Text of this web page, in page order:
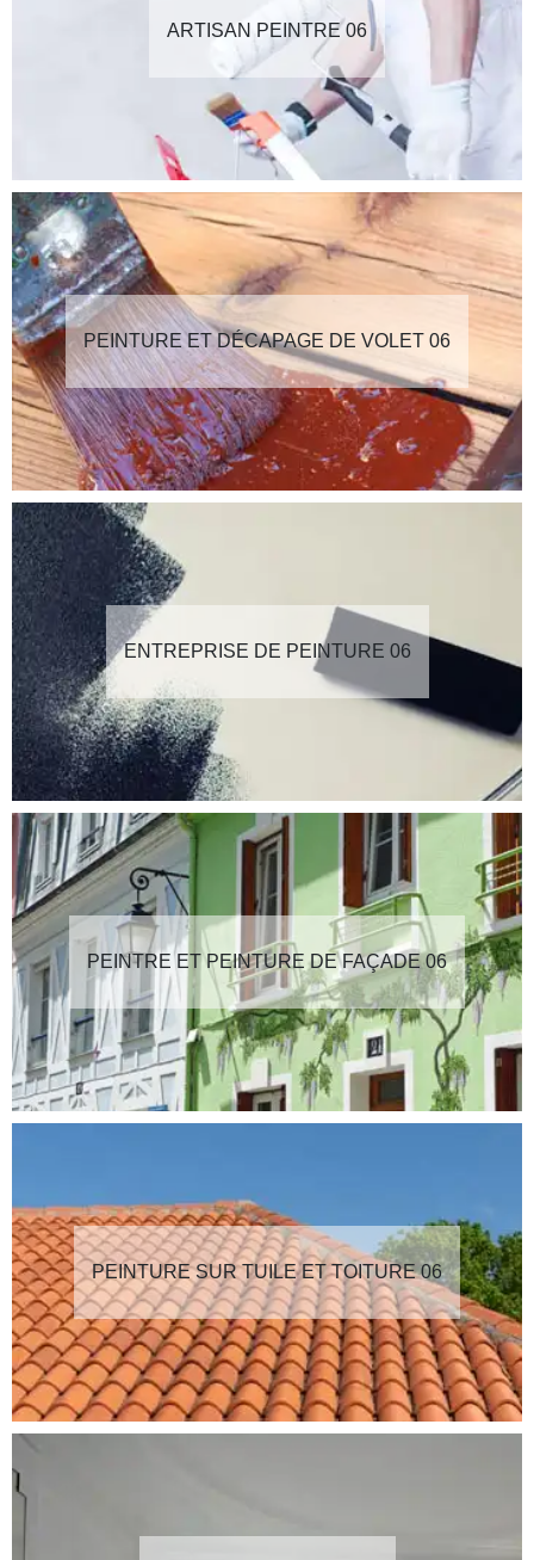
ARTISAN PEINTRE 06
PEINTURE ET DÉCAPAGE DE VOLET 06
ENTREPRISE DE PEINTURE 06
PEINTRE ET PEINTURE DE FAÇADE 06
PEINTURE SUR TUILE ET TOITURE 06